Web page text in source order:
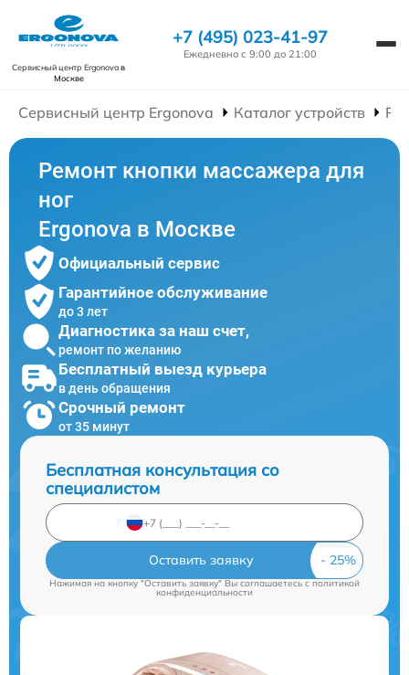
Сервисный центр Ergonovaв
Москве
+7 (495) 023-41-97
Ежедневно с 9:00 до 21:00
Сервисный центр Ergonova Каталог устройств
Ремонт кнопки массажера для
ног
Ergonova в Москве
Официальный сервис
Гарантийное обслуживание
до 3 лет
Диагностика за наш счет,
ремонт по желанию
Бесплатный выезд курьера
в день обращения
Срочный ремонт
от 35 минут
Бесплатная консультация со
специалистом
Оставить заявку
Нажимая на кнопку "Оставить заявку" Вы соглашаетесь cполитикой
конфиденциальности